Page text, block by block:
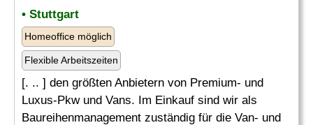
• Stuttgart
Homeoffice möglich
Flexible Arbeitszeiten
[. .. ] den größten Anbietern von Premium- und
Luxus-Pkw und Vans. Im Einkauf sind wir als
Baureihenmanagement zuständig für die Van- und